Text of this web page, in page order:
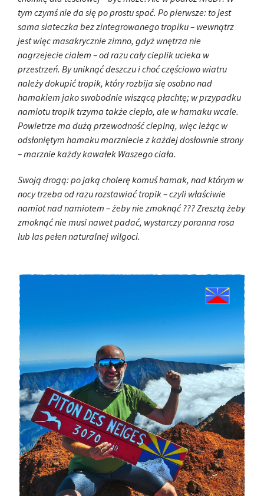
tym czymś nie da się po prostu spać. Po pierwsze: to jest
sama siateczka bez zintegrowanego tropiku – wewnątrz
jest więc masakrycznie zimno, gdyż wnętrza nie
nagrzejecie ciałem – od razu cały cieplik ucieka w
przestrzeń. By uniknąć deszczu i choć częściowo wiatru
należy dokupić tropik, który rozbija się osobno nad
hamakiem jako swobodnie wiszącą płachtę; w przypadku
namiotu tropik trzyma także ciepło, ale w hamaku wcale.
Powietrze ma dużą przewodność cieplną, więc leżąc w
odsłoniętym hamaku marzniecie z każdej dosłownie strony
– marznie każdy kawałek Waszego ciała.
Swoją drogą: po jaką cholerę komuś hamak, nad którym w
nocy trzeba od razu rozstawiać tropik – czyli właściwie
namiot nad namiotem – żeby nie zmoknąć ??? Zresztą żeby
zmoknąć nie musi nawet padać, wystarczy poranna rosa
lub las pełen naturalnej wilgoci.